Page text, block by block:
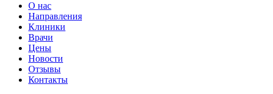
О нас
Направления
Клиники
Врачи
Цены
Новости
Отзывы
Контакты